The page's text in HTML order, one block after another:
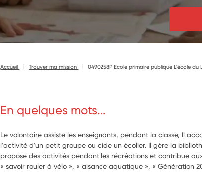
Accueil Trouver ma mission 0490258P Ecole primaire publique L'école
En quelques mots...
Le volontaire assiste les enseignants, pendant la classe, Il
l'activité d'un petit groupe ou aide un écolier. Il gère la
propose des activités pendant les récréations et contribue
« savoir rouler à vélo », « aisance aquatique », « Génération